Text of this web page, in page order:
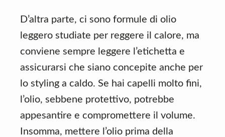
D’altra parte, ci sono formule di olio
leggero studiate per reggere il calore, ma
conviene sempre leggere l’etichetta e
assicurarsi che siano concepite anche per
lo styling a caldo. Se hai capelli molto fini,
l’olio, sebbene protettivo, potrebbe
appesantire e compromettere il volume.
Insomma, mettere l’olio prima della